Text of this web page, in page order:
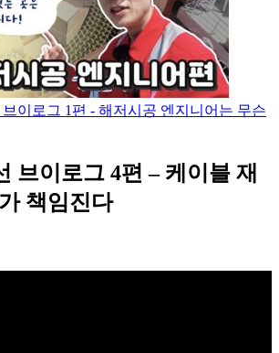
이로그 1편 - 해저시공 엔지니어는 무슨
브이로그 4편 – 케이블 재
책임진다